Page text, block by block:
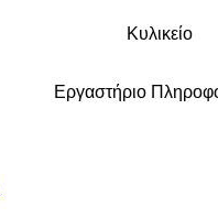
Κυλικείο
Εργαστήριο